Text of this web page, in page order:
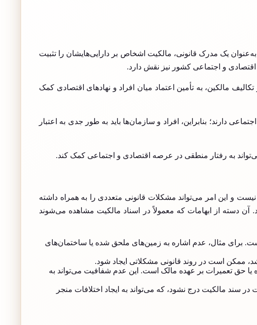
یک مدرک قانونی، مالکیت اشخاص بر دارایی‌هایشان را تثبیت
و اجتماعی کشور نیز نقش دارد.
مالکین، به تأمین اعتماد میان افراد و نهادهای اقتصادی کمک
دارند؛ بنابراین، افراد و سازمان‌ها باید به طور جدی به اعتبار
به رفتار منطقی در عرصه اقتصادی و اجتماعی کمک کند.
و این امر می‌تواند مشکلات قانونی متعددی را به همراه داشته
آن دسته از ابهامات که معمولاً در اسناد مالکیت مشاهده می‌شوند
مثال، عدم اشاره به زمین‌های ملحق‌ شده یا ساختمان‌های
ممکن است در روند قانونی مشکلاتی ایجاد شود.
حق تعمیرات بر عهده مالک است. این عدم شفافیت می‌تواند به
مالکیت درج نشود، که می‌تواند به ایجاد اختلافات منجر